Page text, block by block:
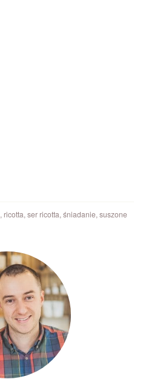
, ricotta,ser ricotta,śniadanie,suszone